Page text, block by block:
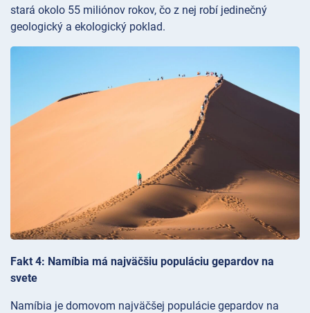
stará okolo 55 miliónov rokov, čo z nej robí jedinečný
geologický a ekologický poklad.
Fakt 4: Namíbia má najväčšiu populáciu gepardov na
svete
Namíbia je domovom najväčšej populácie gepardov na